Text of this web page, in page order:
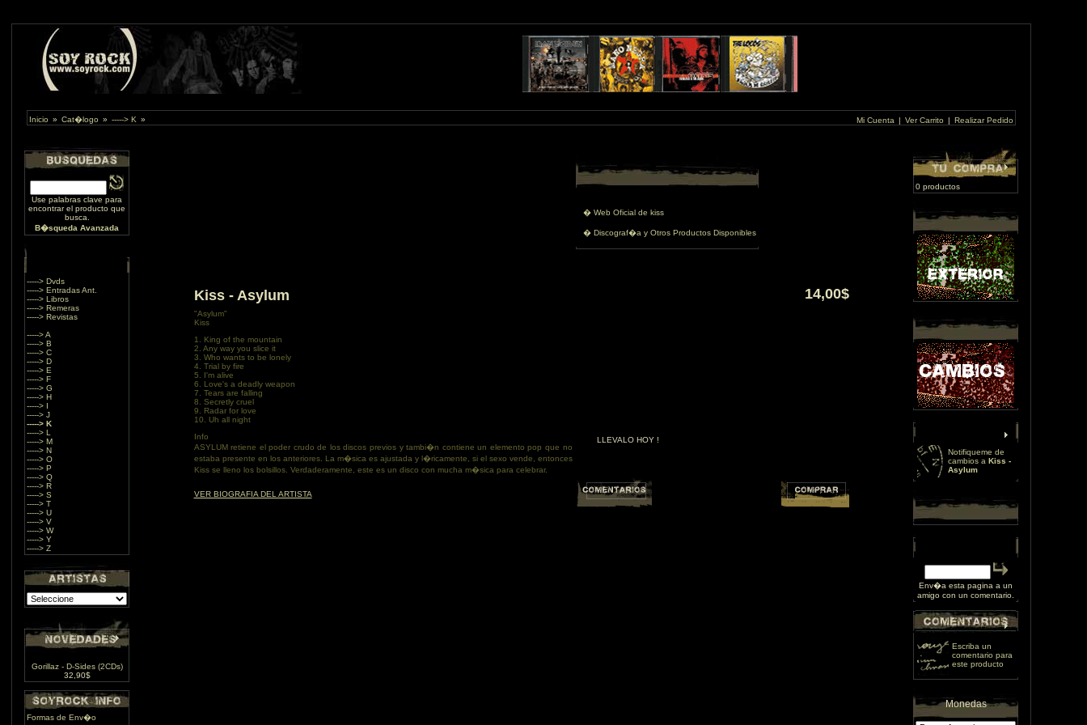
Inicio » Cat�logo » -----> K » Mi Cuenta | Ver Carrito | Realizar Pedido
Use palabras clave para
encontrar el producto que
busca.
B�squeda Avanzada
-----> Dvds
-----> Entradas Ant.
-----> Libros
-----> Remeras
-----> Revistas
-----> A
-----> B
-----> C
-----> D
-----> E
-----> F
-----> G
-----> H
-----> I
-----> J
-----> K
-----> L
-----> M
-----> N
-----> O
-----> P
-----> Q
-----> R
-----> S
-----> T
-----> U
-----> V
-----> W
-----> Y
-----> Z
Gorillaz - D-Sides (2CDs)
32,90$
Formas de Env�o
� Web Oficial de kiss
� Discograf�a y Otros Productos Disponibles
Kiss - Asylum 14,00$
"Asylum"
Kiss
1. King of the mountain
2. Any way you slice it
3. Who wants to be lonely
4. Trial by fire
5. I'm alive
6. Love's a deadly weapon
7. Tears are falling
8. Secretly cruel
9. Radar for love
10. Uh all night
Info
ASYLUM retiene el poder crudo de los discos previos y tambi�n contiene un elemento pop que no
estaba presente en los anteriores. La m�sica es ajustada y l�ricamente, si el sexo vende, entonces
Kiss se lleno los bolsillos. Verdaderamente, este es un disco con mucha m�sica para celebrar.
LLEVALO HOY !
VER BIOGRAFIA DEL ARTISTA
0 productos
Notifiqueme de
cambios a Kiss -
Asylum
Env�a esta pagina a un
amigo con un comentario.
Escriba un
comentario para
este producto
Monedas